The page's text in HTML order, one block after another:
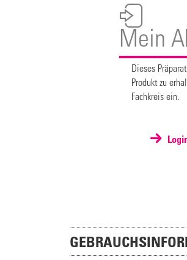
Mein
Dieses
Produkt zu
Fachkreis ein.